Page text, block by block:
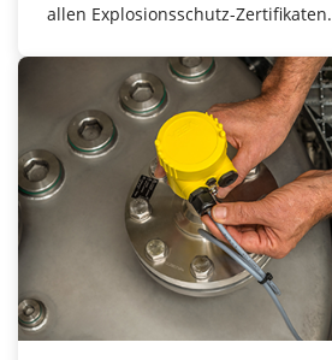
allen Explosionsschutz-Zertifikaten.